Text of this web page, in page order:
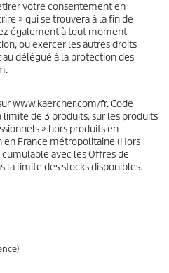
votre consentement en
» qui se trouvera à la fin de
également à tout moment
ou exercer les autres droits
délégué à la protection des
www.kaercher.com/fr. Code
limite de 3 produits, sur les produits
» hors produits en
France métropolitaine (Hors
avec les Offres de
la limite des stocks disponibles.